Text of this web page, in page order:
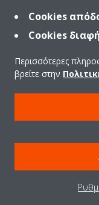
Επικοινωνία
Προϊόντα
Ανακοίνωση νομικού
Cookies
Cookies
Περισσότερες
βρείτε στην